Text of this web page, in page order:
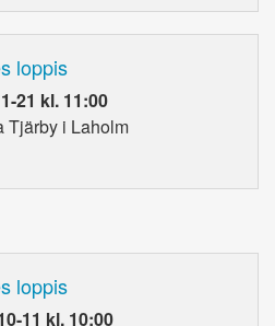
loppis
21 kl. 11:00
Tjärby i Laholm
loppis
11 kl. 10:00